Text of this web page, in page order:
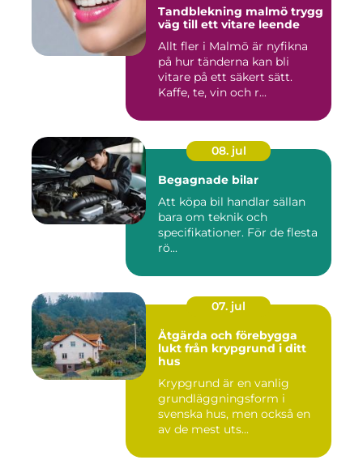
Tandblekning malmö trygg
väg till ett vitare leende
Allt fler i Malmö är nyfikna
på hur tänderna kan bli
vitare på ett säkert sätt.
Kaffe, te, vin och r...
08. jul
Begagnade bilar
Att köpa bil handlar sällan
bara om teknik och
specifikationer. För de flesta
rö...
07. jul
Åtgärda och förebygga
lukt från krypgrund i ditt
hus
Krypgrund är en vanlig
grundläggningsform i
svenska hus, men också en
av de mest uts...